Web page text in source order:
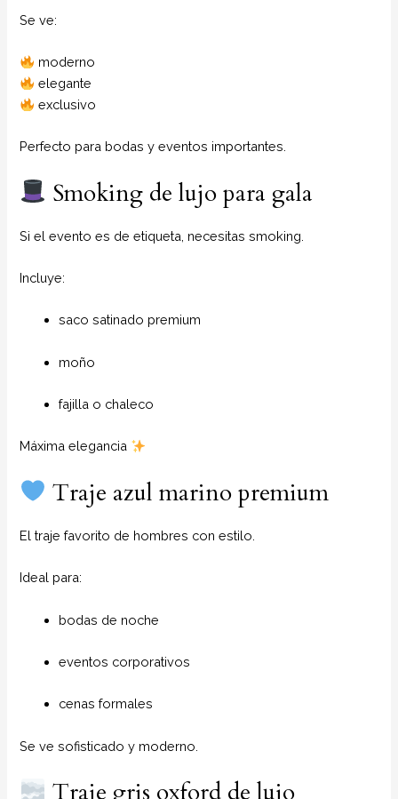
Se ve:
moderno
elegante
exclusivo
Perfecto para bodas y eventos importantes.
Smoking de lujo para gala
Si el evento es de etiqueta, necesitas smoking.
Incluye:
saco satinado premium
moño
fajilla o chaleco
Máxima elegancia
Traje azul marino premium
El traje favorito de hombres con estilo.
Ideal para:
bodas de noche
eventos corporativos
cenas formales
Se ve sofisticado y moderno.
Traje gris oxford de lujo